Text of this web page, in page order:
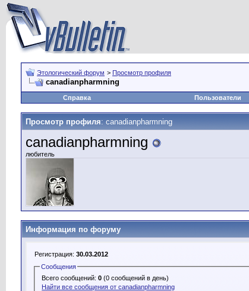
Этологический форум > Просмотр профиля
canadianpharmning
Справка
Пользователи
Просмотр профиля: canadianpharmning
canadianpharmning
любитель
Информация по форуму
Регистрация: 30.03.2012
Сообщения
Всего сообщений:0 (0 сообщений в день)
Найти все сообщения от canadianpharmning